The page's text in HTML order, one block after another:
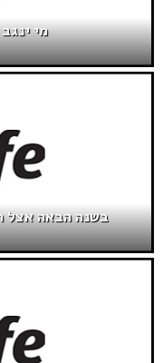
מי
בשנה הבאה אצל